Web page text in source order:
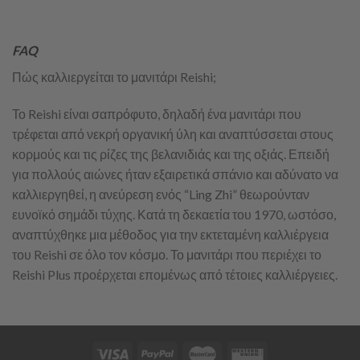
FAQ
Πώς καλλιεργείται το μανιτάρι Reishi;
Το Reishi είναι σαπρόφυτο, δηλαδή ένα μανιτάρι που
τρέφεται από νεκρή οργανική ύλη και αναπτύσσεται στους
κορμούς και τις ρίζες της βελανιδιάς και της οξιάς. Επειδή
για πολλούς αιώνες ήταν εξαιρετικά σπάνιο και αδύνατο να
καλλιεργηθεί, η ανεύρεση ενός “Ling Zhi” θεωρούνταν
ευνοϊκό σημάδι τύχης. Κατά τη δεκαετία του 1970, ωστόσο,
αναπτύχθηκε μια μέθοδος για την εκτεταμένη καλλιέργεια
του Reishi σε όλο τον κόσμο. Το μανιτάρι που περιέχει το
Reishi Plus προέρχεται επομένως από τέτοιες καλλιέργειες.